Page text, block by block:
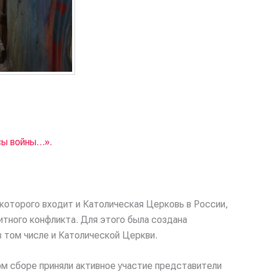
войны…».
входит и Католическая Церковь в России,
конфликта. Для этого была создана
том числе и Католической Церкви.
сборе приняли активное участие представители